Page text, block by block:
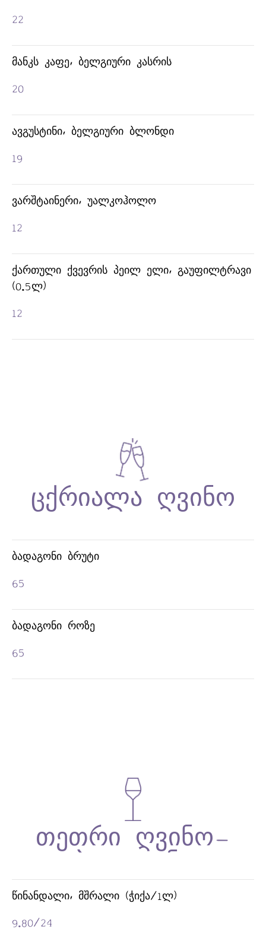
22
ᲛᲐᲜᲙᲡ ᲙᲐᲤᲔ, ᲑᲔᲚᲒᲘᲣᲠᲘ ᲙᲐᲡᲠᲘᲡ
20
ᲐᲕᲒᲣᲡᲢᲘᲜᲘ, ᲑᲔᲚᲒᲘᲣᲠᲘ ᲑᲚᲝᲜᲓᲘ
19
ᲕᲐᲠᲨᲢᲐᲘᲜᲔᲠᲘ, ᲣᲐᲚᲙᲝᲰᲝᲚᲝ
12
ᲥᲐᲠᲗᲣᲚᲘ ᲥᲕᲔᲕᲠᲘᲡ ᲞᲔᲘᲚ ᲔᲚᲘ, ᲒᲐᲣᲤᲘᲚᲢᲠᲐᲕᲘ
(0.5Ლ)
12
ᲑᲐᲓᲐᲒᲝᲜᲘ ᲑᲠᲣᲢᲘ
65
ᲑᲐᲓᲐᲒᲝᲜᲘ ᲠᲝᲖᲔ
65
ᲬᲘᲜᲐᲜᲓᲐᲚᲘ, ᲛᲨᲠᲐᲚᲘ (ᲭᲘᲥᲐ/1Ლ)
9.80/24
ᲑᲐᲓᲐᲒᲝᲜᲘ